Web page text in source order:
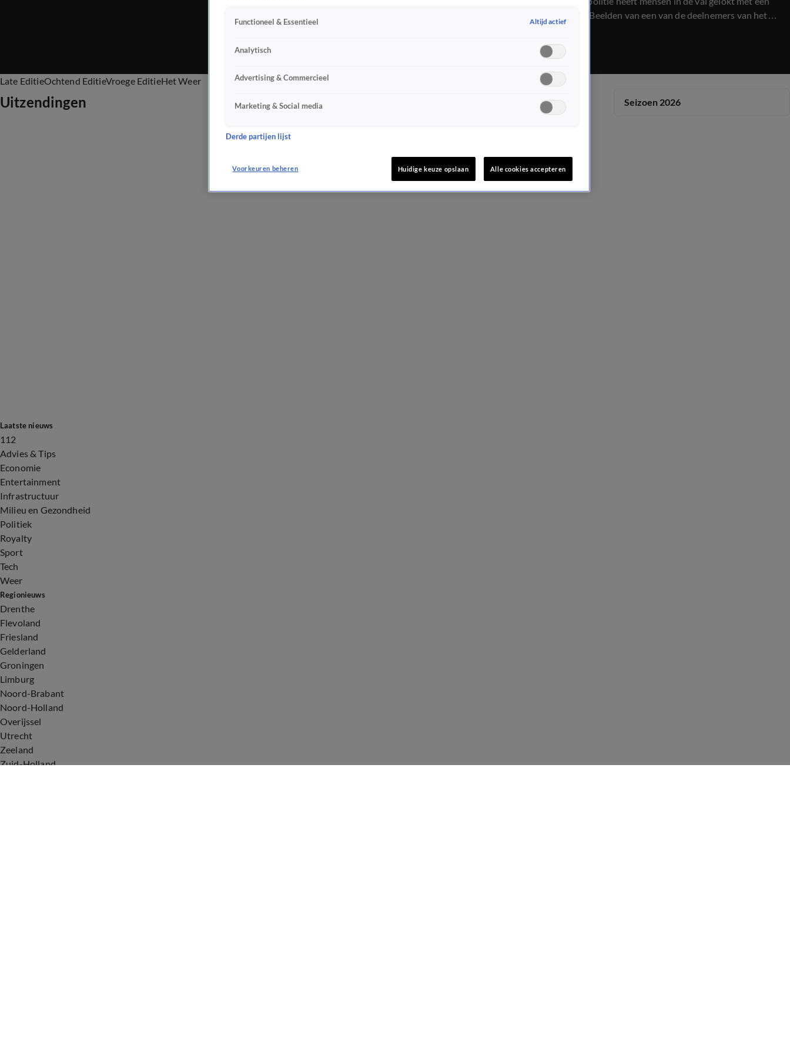
nepwebsite. Beelden van een van de deelnemers van het
NK biertappen. En de ontknoping van de ineens zo
bekende Instagrampagina: mygirlfriendharriet.
Late EditieOchtend EditieVroege EditieHet Weer
Uitzendingen Seizoen 2026
Laatste nieuws
112
Advies & Tips
Economie
Entertainment
Infrastructuur
Milieu en Gezondheid
Politiek
Royalty
Sport
Tech
Weer
Regionieuws
Drenthe
Flevoland
Friesland
Gelderland
Groningen
Limburg
Noord-Brabant
Noord-Holland
Overijssel
Utrecht
Zeeland
Zuid-Holland
Functioneel & Essentieel Altijd actief
Analytisch
Advertising & Commercieel
Marketing & Social media
Derde partijen lijst
Voorkeuren beheren Huidige keuze opslaan Alle cookies accepteren